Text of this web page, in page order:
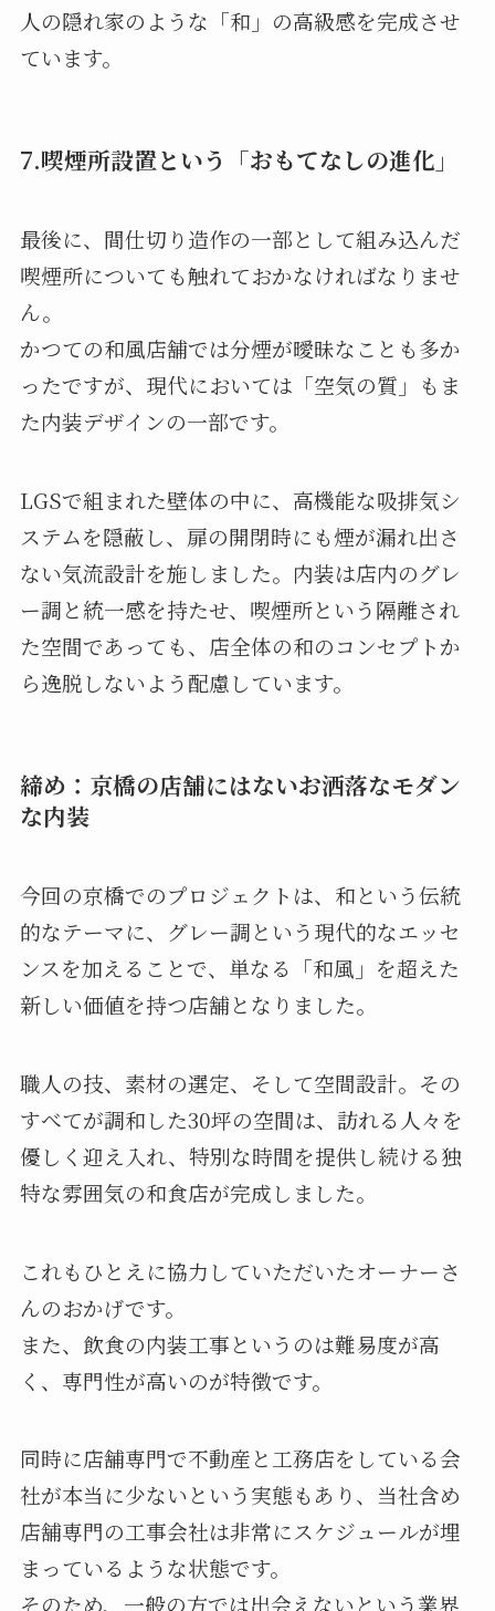
人の隠れ家のような「和」の高級感を完成させ
ています。
7.喫煙所設置という「おもてなしの進化」
最後に、間仕切り造作の一部として組み込んだ
喫煙所についても触れておかなければなりませ
ん。
かつての和風店舗では分煙が曖昧なことも多か
ったですが、現代においては「空気の質」もま
た内装デザインの一部です。
LGSで組まれた壁体の中に、高機能な吸排気シ
ステムを隠蔽し、扉の開閉時にも煙が漏れ出さ
ない気流設計を施しました。内装は店内のグレ
ー調と統一感を持たせ、喫煙所という隔離され
た空間であっても、店全体の和のコンセプトか
ら逸脱しないよう配慮しています。
締め：京橋の店舗にはないお洒落なモダン
な内装
今回の京橋でのプロジェクトは、和という伝統
的なテーマに、グレー調という現代的なエッセ
ンスを加えることで、単なる「和風」を超えた
新しい価値を持つ店舗となりました。
職人の技、素材の選定、そして空間設計。その
すべてが調和した30坪の空間は、訪れる人々を
優しく迎え入れ、特別な時間を提供し続ける独
特な雰囲気の和食店が完成しました。
これもひとえに協力していただいたオーナーさ
んのおかげです。
また、飲食の内装工事というのは難易度が高
く、専門性が高いのが特徴です。
同時に店舗専門で不動産と工務店をしている会
社が本当に少ないという実態もあり、当社含め
店舗専門の工事会社は非常にスケジュールが埋
まっているような状態です。
そのため、一般の方では出会えないという業界